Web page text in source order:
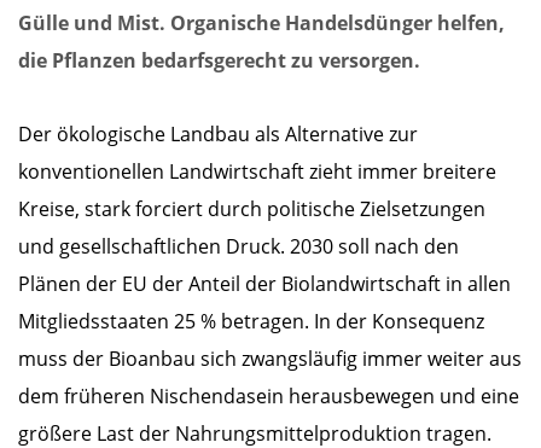
Gülle und Mist. Organische Handelsdünger helfen,
die Pflanzen bedarfsgerecht zu versorgen.
Der ökologische Landbau als Alternative zur
konventionellen Landwirtschaft zieht immer breitere
Kreise, stark forciert durch politische Zielsetzungen
und gesellschaftlichen Druck. 2030 soll nach den
Plänen der EU der Anteil der Biolandwirtschaft in allen
Mitgliedsstaaten 25 % betragen. In der Konsequenz
muss der Bioanbau sich zwangsläufig immer weiter aus
dem früheren Nischendasein herausbewegen und eine
größere Last der Nahrungsmittelproduktion tragen.